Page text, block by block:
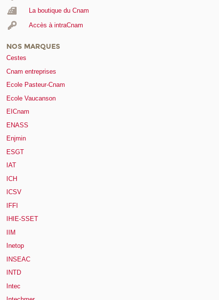
La boutique du Cnam
Accès à intraCnam
NOS MARQUES
Cestes
Cnam entreprises
Ecole Pasteur-Cnam
Ecole Vaucanson
EICnam
ENASS
Enjmin
ESGT
IAT
ICH
ICSV
IFFI
IHIE-SSET
IIM
Inetop
INSEAC
INTD
Intec